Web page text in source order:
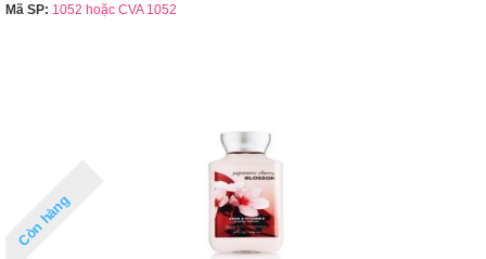
Mã SP: 1052 hoặc CVA 1052
Còn hàng